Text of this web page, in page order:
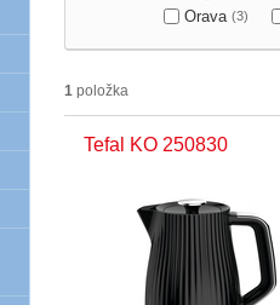
Orava (3)
1 položka
Tefal KO 250830